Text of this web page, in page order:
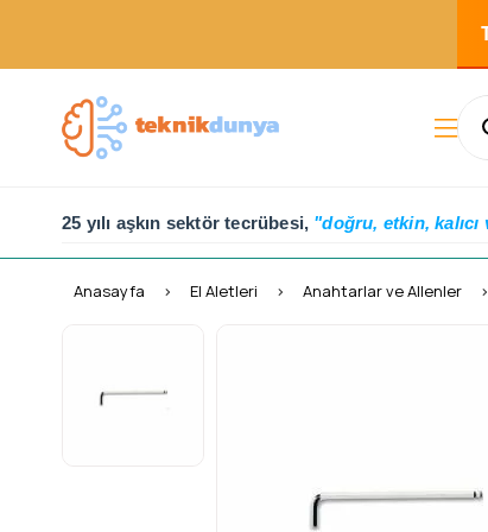
25 yılı aşkın sektör tecrübesi, "doğru, etkin,
Anasayfa El Aletleri Anahtarlar ve Allenler